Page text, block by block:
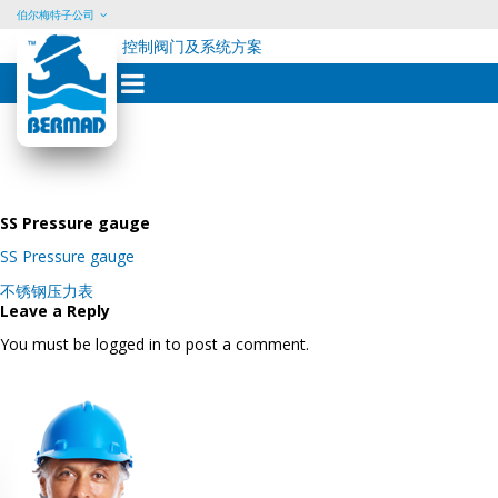
Skip
content
伯尔梅特子公司
控制阀门及系统方案
SS Pressure gauge
SS Pressure gauge
Post
navigation
不锈钢压力表
Leave a Reply
You must be logged in to post a comment.